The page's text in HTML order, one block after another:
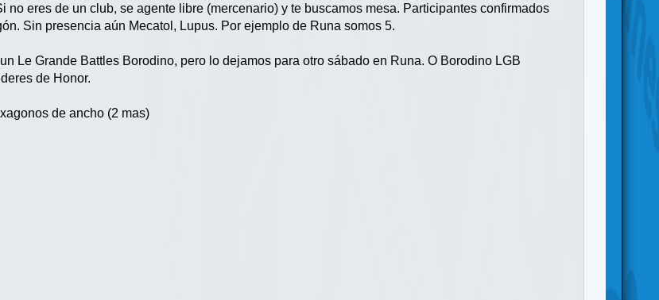
no eres de un club, se agente libre (mercenario) y te buscamos mesa. Participantes confirmados
Sin presencia aún Mecatol, Lupus. Por ejemplo de Runa somos 5.
Le Grande Battles Borodino, pero lo dejamos para otro sábado en Runa. O Borodino LGB
de Honor.
de ancho (2 mas)